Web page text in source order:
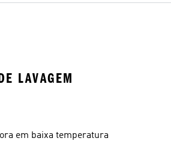
LAVAGEM
em baixa temperatura